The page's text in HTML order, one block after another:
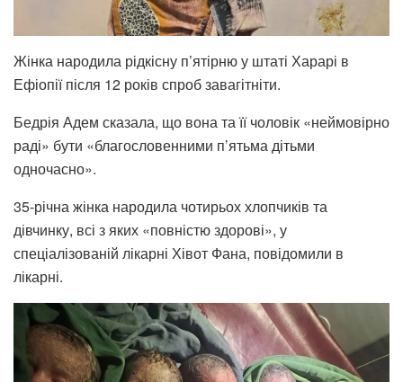
Жінка народила рідкісну п’ятірню у штаті Харарі в
Ефіопії після 12 років спроб завагітніти.
Бедрія Адем сказала, що вона та її чоловік «неймовірно
раді» бути «благословенними п’ятьма дітьми
одночасно».
35-річна жінка народила чотирьох хлопчиків та
дівчинку, всі з яких «повністю здорові», у
спеціалізованій лікарні Хівот Фана, повідомили в
лікарні.